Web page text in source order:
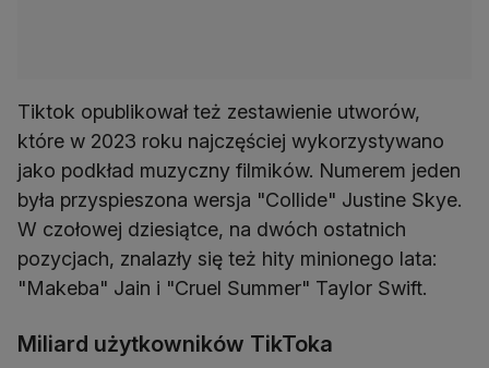
Tiktok opublikował też zestawienie utworów,
które w 2023 roku najczęściej wykorzystywano
jako podkład muzyczny filmików. Numerem jeden
była przyspieszona wersja "Collide" Justine Skye.
W czołowej dziesiątce, na dwóch ostatnich
pozycjach, znalazły się też hity minionego lata:
"Makeba" Jain i "Cruel Summer" Taylor Swift.
Miliard użytkowników TikToka